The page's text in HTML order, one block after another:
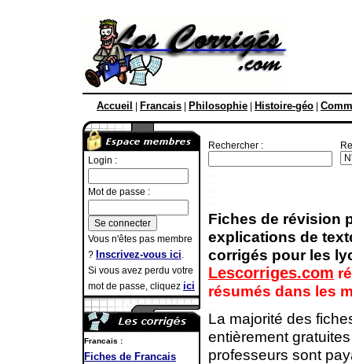
Accueil Francais Philosophie Histoire-géo
Login :
Mot de passe :
Vous n'êtes pas membre
? Inscrivez-vous ici.
Si vous avez perdu votre
mot de passe, cliquez ici
Francais :
Fiches de Francais
Rechercher :
Fiches de révision
explications de
corrigés pour les
Lescorriges.com
résumés dans les
La majorité des
entièrement
professeurs sont